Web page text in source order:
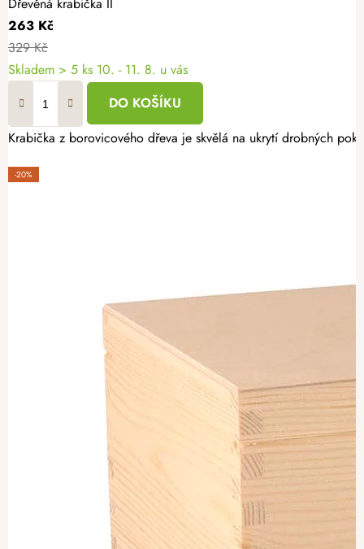
Dřevěná krabička II
263 Kč
329 Kč
Skladem > 5 ks 10. - 11. 8. u vás
DO KOŠÍKU
Krabička z borovicového dřeva je skvělá na ukrytí drobných
-20%